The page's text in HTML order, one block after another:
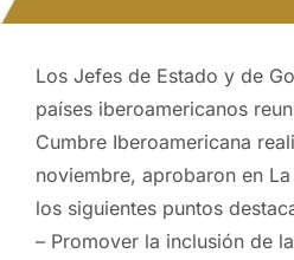
Los Jefes de Estado y de
países iberoamericanos
Cumbre Iberoamericana
noviembre, aprobaron en
los siguientes puntos
– Promover la inclusión de